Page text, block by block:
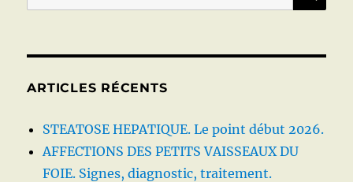
pour :
ARTICLES RÉCENTS
STEATOSE HEPATIQUE. Le point début 2026.
AFFECTIONS DES PETITS VAISSEAUX DU
FOIE. Signes, diagnostic, traitement.